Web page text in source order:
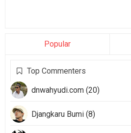
Popular
Top Commenters
dnwahyudi.com (20)
Djangkaru Bumi (8)